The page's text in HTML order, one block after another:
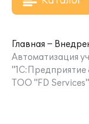
Главная
Автоматизация
"1С:Предприятие
ТОО "FD Services"